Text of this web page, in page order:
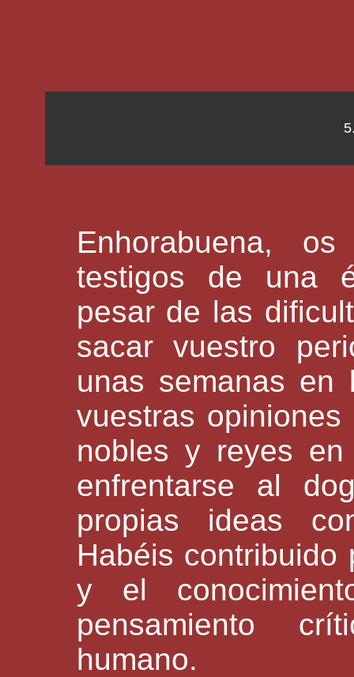
Enhorabuena,
testigos de una
pesar de las
sacar vuestro
unas semanas
vuestras
nobles y reyes
enfrentarse al
propias ideas
Habéis
y el
pensamiento
humano.